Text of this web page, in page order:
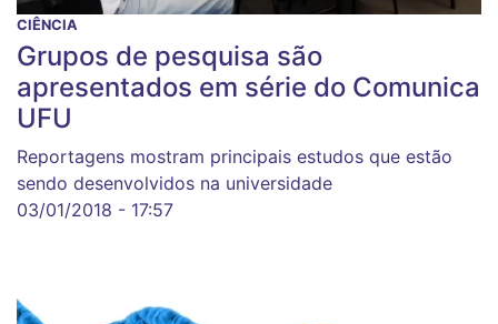
CIÊNCIA
Grupos de pesquisa são
apresentados em série do Comunica
UFU
Reportagens mostram principais estudos que estão
sendo desenvolvidos na universidade
03/01/2018 - 17:57